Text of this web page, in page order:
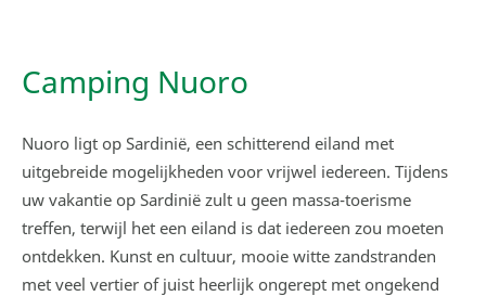
Camping Nuoro
Nuoro ligt op Sardinië, een schitterend eiland met
uitgebreide mogelijkheden voor vrijwel iedereen. Tijdens
uw vakantie op Sardinië zult u geen massa-toerisme
treffen, terwijl het een eiland is dat iedereen zou moeten
ontdekken. Kunst en cultuur, mooie witte zandstranden
met veel vertier of juist heerlijk ongerept met ongekend